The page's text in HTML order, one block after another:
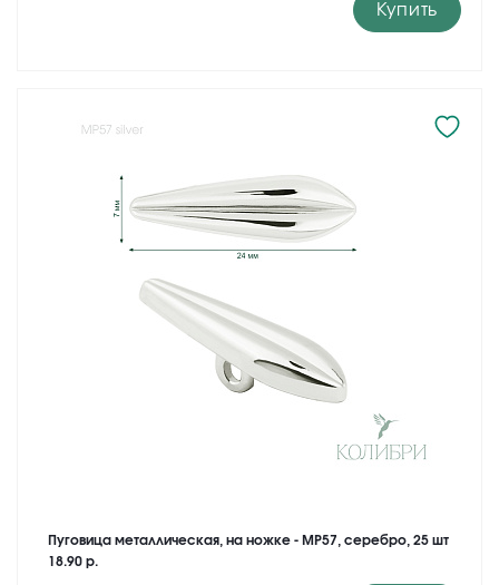
Купить
Пуговица металлическая, на ножке - MP57, серебро, 25 шт
18.90 р.